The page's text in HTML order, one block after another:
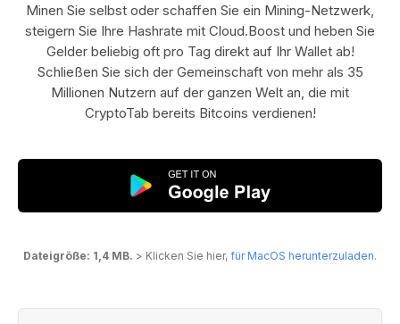
Minen Sie selbst oder schaffen Sie ein Mining-Netzwerk,
steigern Sie Ihre Hashrate mit Cloud.Boost und heben Sie
Gelder beliebig oft pro Tag direkt auf Ihr Wallet ab!
Schließen Sie sich der Gemeinschaft von mehr als 35
Millionen Nutzern auf der ganzen Welt an, die mit
CryptoTab bereits Bitcoins verdienen!
Dateigröße: 1,4 MB. > Klicken Sie hier, für MacOS herunterzuladen.